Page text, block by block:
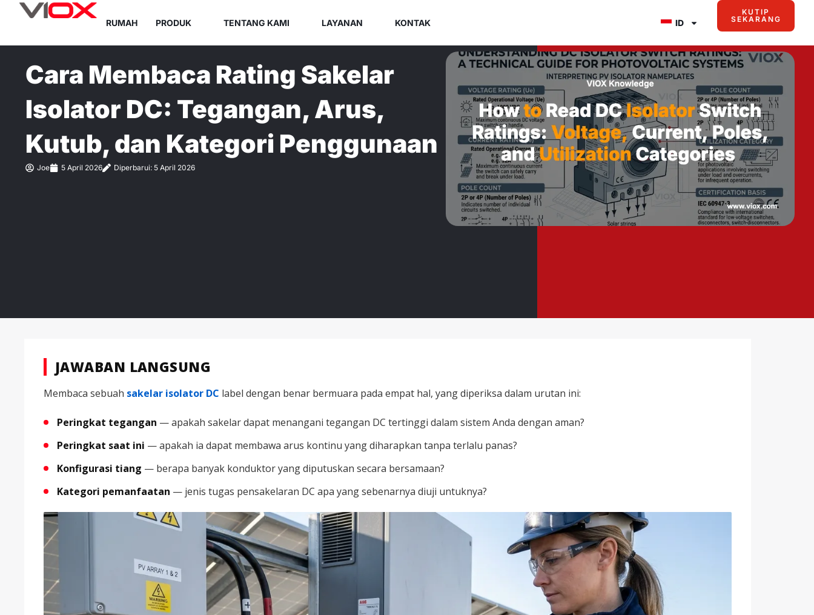
Lewati
konten
RUMAH PRODUK TENTANG KAMI LAYANAN KONTAK ID
KUTIP
SEKARANG
Cara Membaca Rating Sakelar
Isolator DC: Tegangan, Arus,
Kutub, dan Kategori Penggunaan
Joe 5 April 2026 Diperbarui: 5 April 2026
JAWABAN LANGSUNG
Membaca sebuah sakelar isolator DC label dengan benar bermuara pada empat hal, yang diperiksa dalam urutan ini:
Peringkat tegangan — apakah sakelar dapat menangani tegangan DC tertinggi dalam sistem Anda dengan aman?
Peringkat saat ini — apakah ia dapat membawa arus kontinu yang diharapkan tanpa terlalu panas?
Konfigurasi tiang — berapa banyak konduktor yang diputuskan secara bersamaan?
Kategori pemanfaatan — jenis tugas pensakelaran DC apa yang sebenarnya diuji untuknya?